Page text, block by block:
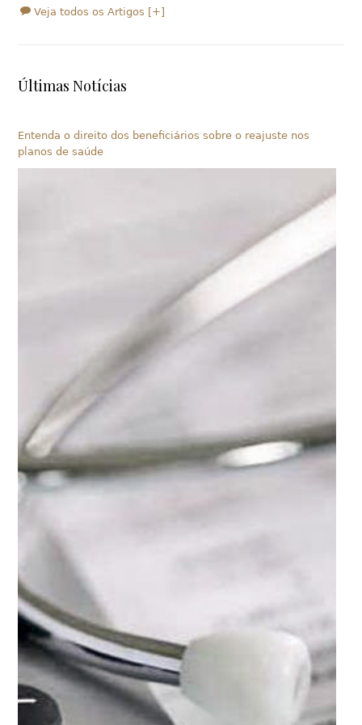
Veja todos os Artigos [+]
Últimas Notícias
Entenda o direito dos beneficiários sobre o reajuste nos
planos de saúde